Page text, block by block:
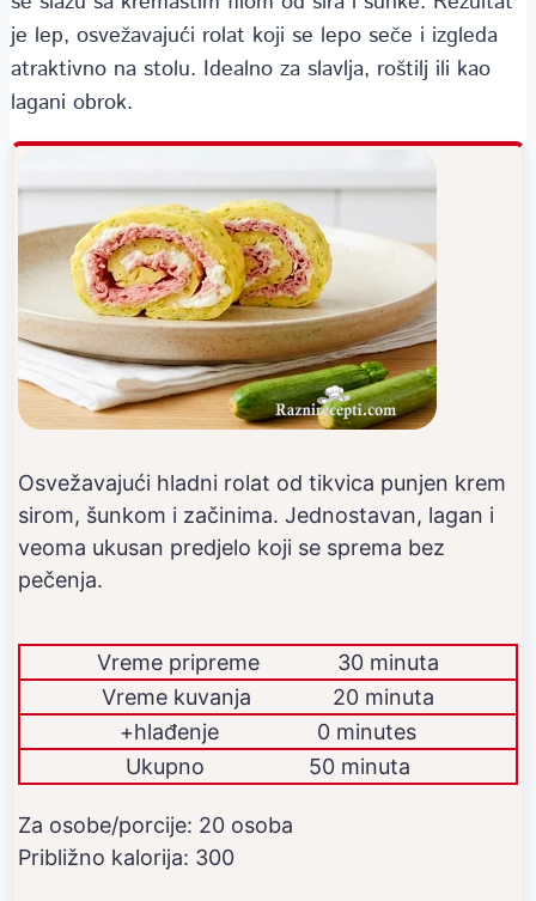
je lep, osvežavajući rolat koji se lepo seče i izgleda
atraktivno na stolu. Idealno za slavlja, roštilj ili kao
lagani obrok.
Osvežavajući hladni rolat od tikvica punjen krem
sirom, šunkom i začinima. Jednostavan, lagan i
veoma ukusan predjelo koji se sprema bez
pečenja.
Vreme pripreme
30 minuta
Vreme kuvanja
20 minuta
dodatno
+hlađenje 0 minutes
Ukupno
50 minuta
Za osobe/porcije: 20 osoba
Približno kalorija: 300